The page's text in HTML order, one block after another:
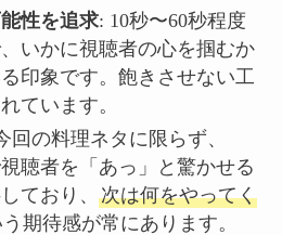
性を追求: 10秒〜60秒程度
いかに視聴者の心を掴むか
印象です。飽きさせない工
ています。
回の料理ネタに限らず、
聴者を「あっ」と驚かせる
ており、 次は何をやってく
期待感が常にあります。